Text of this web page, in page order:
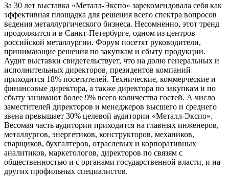
За 30 лет выставка «Металл-Экспо» зарекомендовала себя как
эффективная площадка для решения всего спектра вопросов
ведения металлургического бизнеса. Несомненно, этот тренд
продолжится и в Санкт-Петербурге, одном из центров
российской металлургии. Форум посетят руководители,
принимающие решения по закупкам и сбыту продукции.
Аудит выставки свидетельствует, что на долю генеральных и
исполнительных директоров, президентов компаний
приходится 18% посетителей. Технические, коммерческие и
финансовые директора, а также директора по закупкам и по
сбыту занимают более 9% всего количества гостей. А число
заместителей директоров и менеджеров высшего и среднего
звена превышает 30% целевой аудитории «Металл-Экспо».
Весомая часть аудитории приходится на главных инженеров,
металлургов, энергетиков, конструкторов, механиков,
сварщиков, бухгалтеров, отраслевых и корпоративных
аналитиков, маркетологов, директоров по связям с
общественностью и с органами государственной власти, и на
других профильных специалистов.